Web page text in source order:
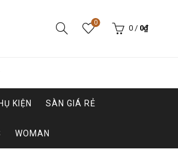
0
0 / 0₫
KIỆN SÀN GIÁ RẺ
WOMAN